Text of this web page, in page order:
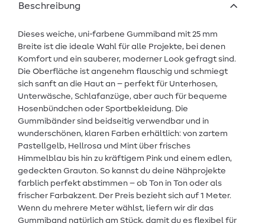
Beschreibung
Dieses weiche, uni-farbene Gummiband mit 25 mm
Breite ist die ideale Wahl für alle Projekte, bei denen
Komfort und ein sauberer, moderner Look gefragt sind.
Die Oberfläche ist angenehm flauschig und schmiegt
sich sanft an die Haut an – perfekt für Unterhosen,
Unterwäsche, Schlafanzüge, aber auch für bequeme
Hosenbündchen oder Sportbekleidung. Die
Gummibänder sind beidseitig verwendbar und in
wunderschönen, klaren Farben erhältlich: von zartem
Pastellgelb, Hellrosa und Mint über frisches
Himmelblau bis hin zu kräftigem Pink und einem edlen,
gedeckten Grauton. So kannst du deine Nähprojekte
farblich perfekt abstimmen – ob Ton in Ton oder als
frischer Farbakzent. Der Preis bezieht sich auf 1 Meter.
Wenn du mehrere Meter wählst, liefern wir dir das
Gummiband natürlich am Stück, damit du es flexibel für